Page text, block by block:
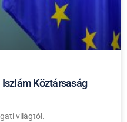
Iszlám Köztársaság
világtól.